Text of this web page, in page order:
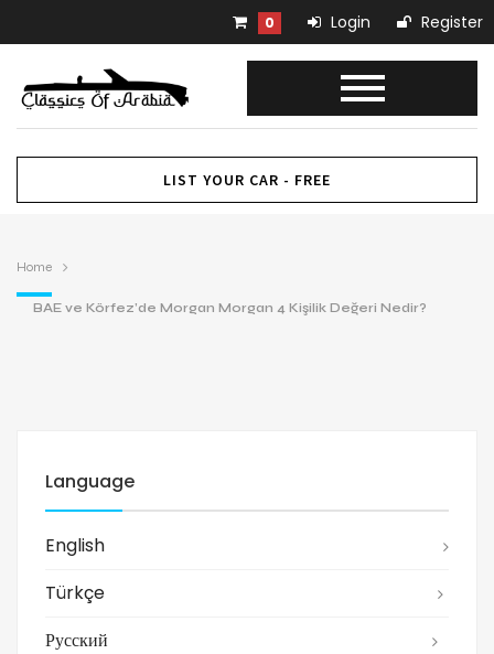
0 Login Register
LIST YOUR CAR - FREE
Home
BAE ve Körfez’de Morgan Morgan 4 Kişilik Değeri Nedir?
Language
English
Türkçe
Русский